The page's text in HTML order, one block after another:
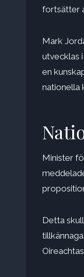
fortsätter
Mark
utvecklas
en
nationella
Minister
Detta